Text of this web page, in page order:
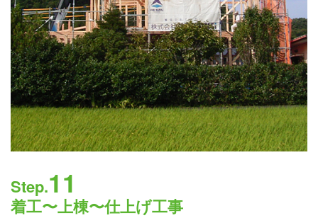
Step.11
着工〜上棟〜仕上げ工事